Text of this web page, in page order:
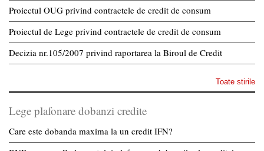
Proiectul OUG privind contractele de credit de consum
Proiectul de Lege privind contractele de credit de consum
Decizia nr.105/2007 privind raportarea la Biroul de Credit
Toate stirile
Lege plafonare dobanzi credite
Care este dobanda maxima la un credit IFN?